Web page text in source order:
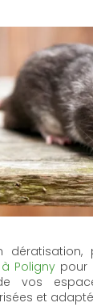
dératisation,
Poligny pour
vos
et